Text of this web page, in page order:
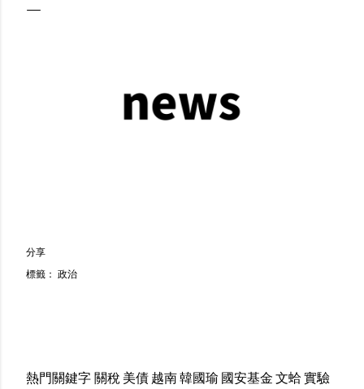
分享
標籤： 政治
熱門關鍵字關稅美債越南韓國瑜 國安基金文蛤實驗